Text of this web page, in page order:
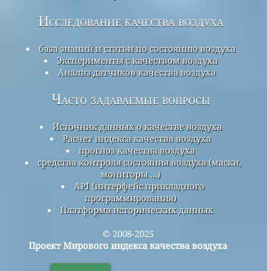
Исследование качества воздуха
база знаний и статьи по состоянию воздуха
Эксперименты с качеством воздуха
Анализ датчиков качества воздуха
Часто задаваемые вопросы
Источник данных о качестве воздуха
Расчет индекса качества воздуха
прогноз качества воздуха
средства контроля состояния воздуха (маски,
мониторы ...)
API (интерфейс прикладного
программирования)
Платформа исторических данных
© 2008-2025
Проект Мирового индекса качества воздуха